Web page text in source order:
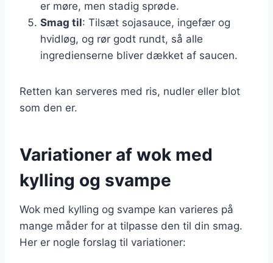
er møre, men stadig sprøde.
Smag til: Tilsæt sojasauce, ingefær og
hvidløg, og rør godt rundt, så alle
ingredienserne bliver dækket af saucen.
Retten kan serveres med ris, nudler eller blot
som den er.
Variationer af wok med
kylling og svampe
Wok med kylling og svampe kan varieres på
mange måder for at tilpasse den til din smag.
Her er nogle forslag til variationer: